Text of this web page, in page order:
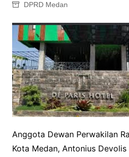
DPRD Medan
Anggota Dewan Perwakilan
Kota Medan, Antonius Devolis